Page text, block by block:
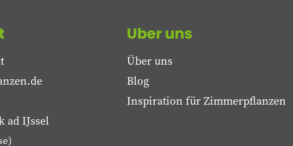
ad IJssel
Uber uns
Über uns
Blog
Inspiration für Zimmerpflanzen